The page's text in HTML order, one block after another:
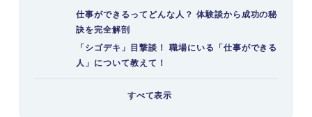
すべて表示
仕事ができるってどんな人？ 体験談から成功の秘
訣を完全解剖
「シゴデキ」目撃談！ 職場にいる「仕事ができる
人」について教えて！